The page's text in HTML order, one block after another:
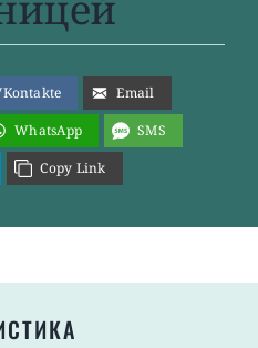
Email
WhatsApp
SMS
Copy Link